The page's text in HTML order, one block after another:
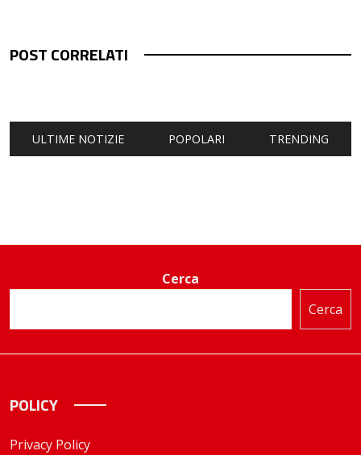
POST CORRELATI
ULTIME NOTIZIE POPOLARI TRENDING
Cerca
Cerca
POLICY
Privacy Policy